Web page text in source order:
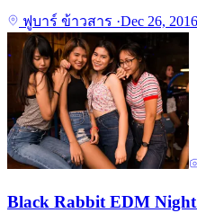
ฟูบาร์ ข้าวสาร ·Dec 26, 2016
Black Rabbit EDM